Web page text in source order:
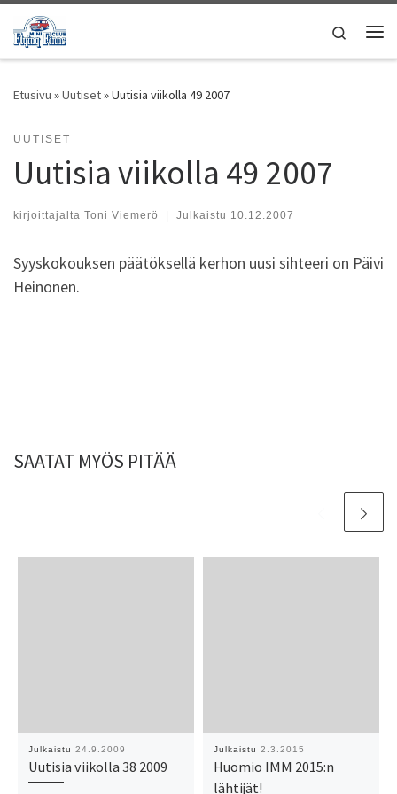
Skip to content
Search
Etusivu »Uutiset»Uutisia viikolla 49 2007
UUTISET
Uutisia viikolla 49 2007
kirjoittajalta Toni Viemerö | Julkaistu 10.12.2007
Syyskokouksen päätöksellä kerhon uusi sihteeri on Päivi
Heinonen.
SAATAT MYÖS PITÄÄ
Julkaistu 24.9.2009
Uutisia viikolla 38 2009
Julkaistu 2.3.2015
Huomio IMM 2015:n
lähtijät!